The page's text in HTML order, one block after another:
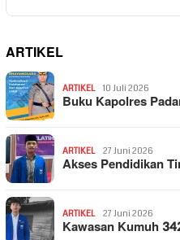
ARTIKEL
ARTIKEL 10 Juli 2026
Buku Kapolres
ARTIKEL 27 Juni 2026
Akses Pendidikan
ARTIKEL 27 Juni 2026
Kawasan Kumuh